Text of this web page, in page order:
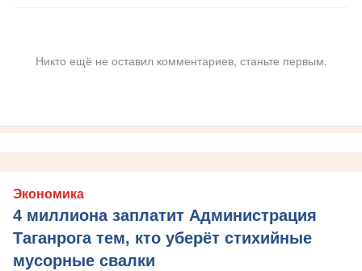
Никто ещё не оставил комментариев, станьте первым.
Экономика
4 миллиона заплатит Администрация
Таганрога тем, кто уберёт стихийные
мусорные свалки